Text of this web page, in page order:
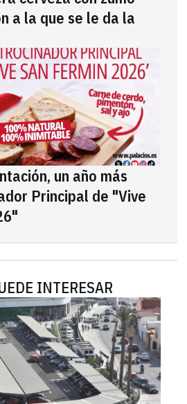
a la que se le da la
un año más
Principal de "Vive
INTERESAR